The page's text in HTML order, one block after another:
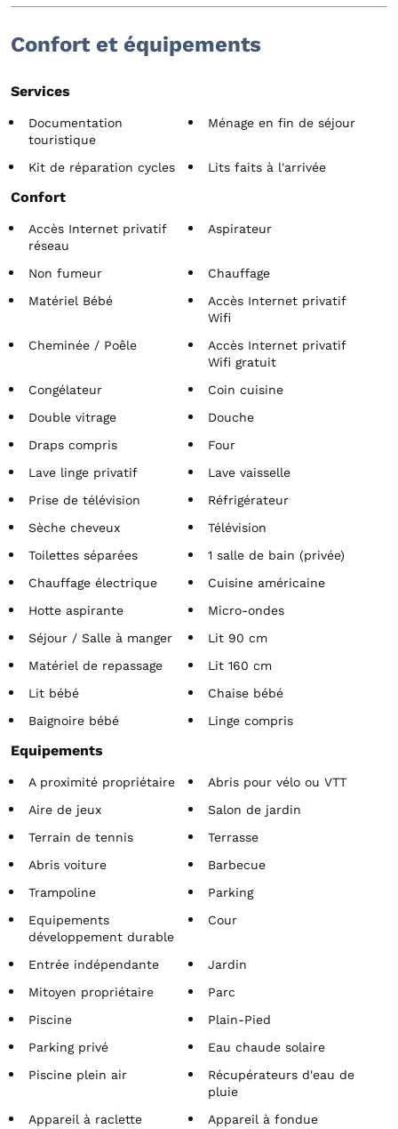
Confort et équipements
Services
Documentation
touristique
Ménage en fin de séjour
Kit de réparation cycles Lits faits à l'arrivée
Confort
Accès Internet privatif
réseau
Aspirateur
Non fumeur
Chauffage
Matériel Bébé
Accès Internet privatif
Wifi
Cheminée / Poêle
Accès Internet privatif
Wifi gratuit
Congélateur
Coin cuisine
Double vitrage
Douche
Draps compris
Four
Lave linge privatif
Lave vaisselle
Prise de télévision
Réfrigérateur
Sèche cheveux
Télévision
Toilettes séparées
1 salle de bain (privée)
Chauffage électrique
Cuisine américaine
Hotte aspirante
Micro-ondes
Séjour / Salle à manger
Lit 90 cm
Matériel de repassage
Lit 160 cm
Lit bébé
Chaise bébé
Baignoire bébé
Linge compris
Equipements
A proximité propriétaire
Abris pour vélo ou VTT
Aire de jeux
Salon de jardin
Terrain de tennis
Terrasse
Abris voiture
Barbecue
Trampoline
Parking
Equipements
développement durable
Cour
Entrée indépendante
Jardin
Mitoyen propriétaire
Parc
Piscine
Plain-Pied
Parking privé
Eau chaude solaire
Piscine plein air
Récupérateurs d'eau de
pluie
Appareil à raclette
Appareil à fondue